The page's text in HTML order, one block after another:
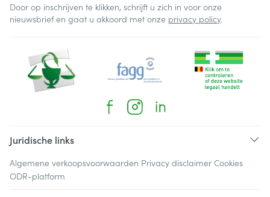
Door op inschrijven te klikken, schrijft u zich in voor onze
nieuwsbrief en gaat u akkoord met onze privacy policy.
Juridische links
Algemene verkoopsvoorwaarden Privacy disclaimer Cookies
ODR-platform